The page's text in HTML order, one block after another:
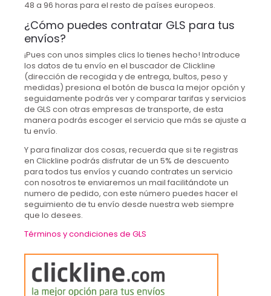
48 a 96 horas para el resto de países europeos.
¿Cómo puedes contratar GLS para tus
envíos?
¡Pues con unos simples clics lo tienes hecho! Introduce
los datos de tu envío en el buscador de Clickline
(dirección de recogida y de entrega, bultos, peso y
medidas) presiona el botón de busca la mejor opción y
seguidamente podrás ver y comparar tarifas y servicios
de GLS con otras empresas de transporte, de esta
manera podrás escoger el servicio que más se ajuste a
tu envío.
Y para finalizar dos cosas, recuerda que si te registras
en Clickline podrás disfrutar de un 5% de descuento
para todos tus envíos y cuando contrates un servicio
con nosotros te enviaremos un mail facilitándote un
numero de pedido, con este número puedes hacer el
seguimiento de tu envío desde nuestra web siempre
que lo desees.
Términos y condiciones de GLS